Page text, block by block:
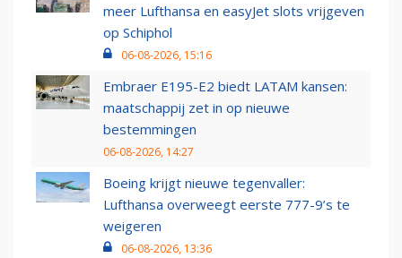
meer Lufthansa en easyJet slots vrijgeven
op Schiphol
06-08-2026, 15:16
Embraer E195-E2 biedt LATAM kansen:
maatschappij zet in op nieuwe
bestemmingen
06-08-2026, 14:27
Boeing krijgt nieuwe tegenvaller:
Lufthansa overweegt eerste 777-9’s te
weigeren
06-08-2026, 13:36